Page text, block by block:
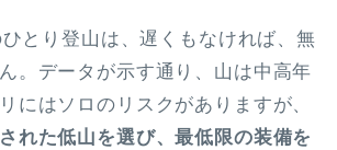
とり登山は、遅くもなければ、無
。データが示す通り、山は中高年
にはソロのリスクがありますが、
れた低山を選び、最低限の装備を